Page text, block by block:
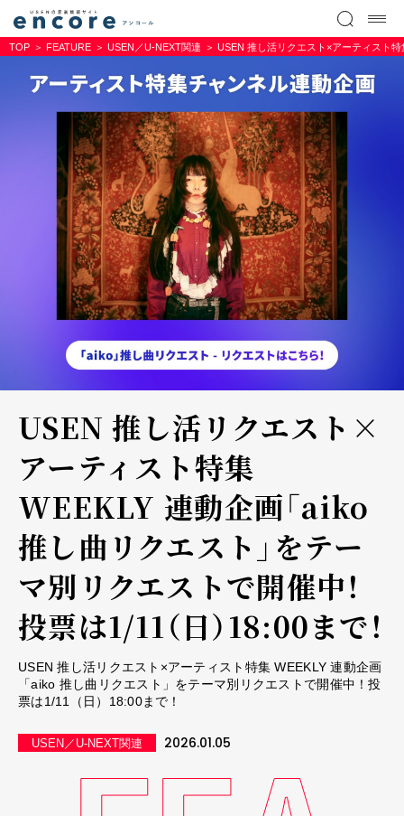
TOP FEATURE USEN／U-NEXT関連 USEN 推し活リクエスト×アーティスト
USEN 推し活リクエスト×
アーティスト特集
WEEKLY 連動企画「aiko
推し曲リクエスト」をテー
マ別リクエストで開催中！
投票は1/11（日）18:00まで！
USEN 推し活リクエスト×アーティスト特集 WEEKLY 連動企画
「aiko 推し曲リクエスト」をテーマ別リクエストで開催中！投
票は1/11（日）18:00まで！
USEN／U-NEXT関連 2026.01.05